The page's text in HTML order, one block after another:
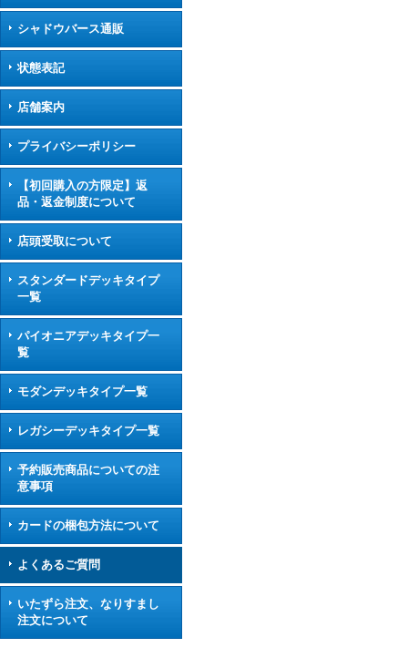
シャドウバース通販
状態表記
店舗案内
プライバシーポリシー
【初回購入の方限定】返
品・返金制度について
店頭受取について
スタンダードデッキタイプ
一覧
パイオニアデッキタイプ一
覧
モダンデッキタイプ一覧
レガシーデッキタイプ一覧
予約販売商品についての注
意事項
カードの梱包方法について
よくあるご質問
いたずら注文、なりすまし
注文について